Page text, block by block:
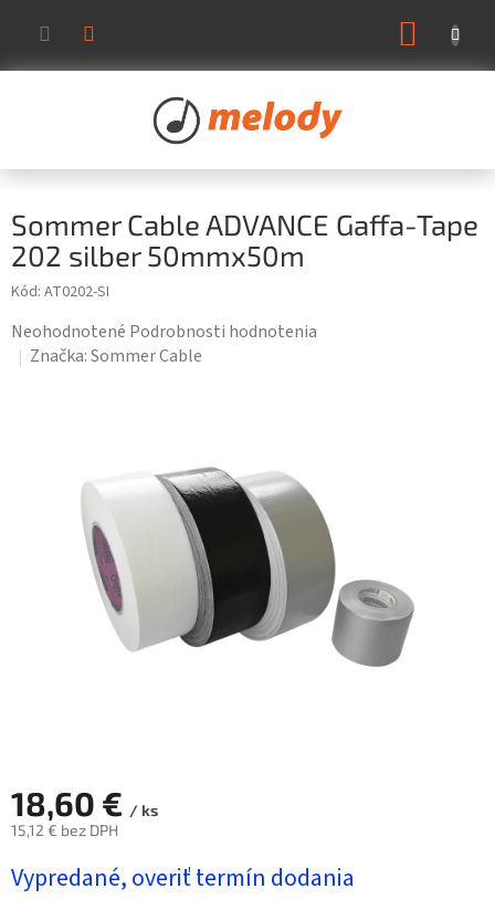
obsah
Sommer Cable ADVANCE Gaffa-Tape
202 silber 50mmx50m
Kód: AT0202-SI
Priemerné
hodnotenie
Neohodnotené Podrobnosti hodnotenia
Značka:Sommer Cable
18,60 € / ks
15,12 € bez DPH
cena:
Vypredané, overiť termín dodania